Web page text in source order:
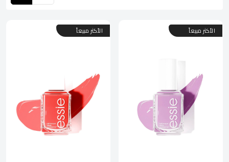
الأكثر مبيعاً الأكثر مبيعاً